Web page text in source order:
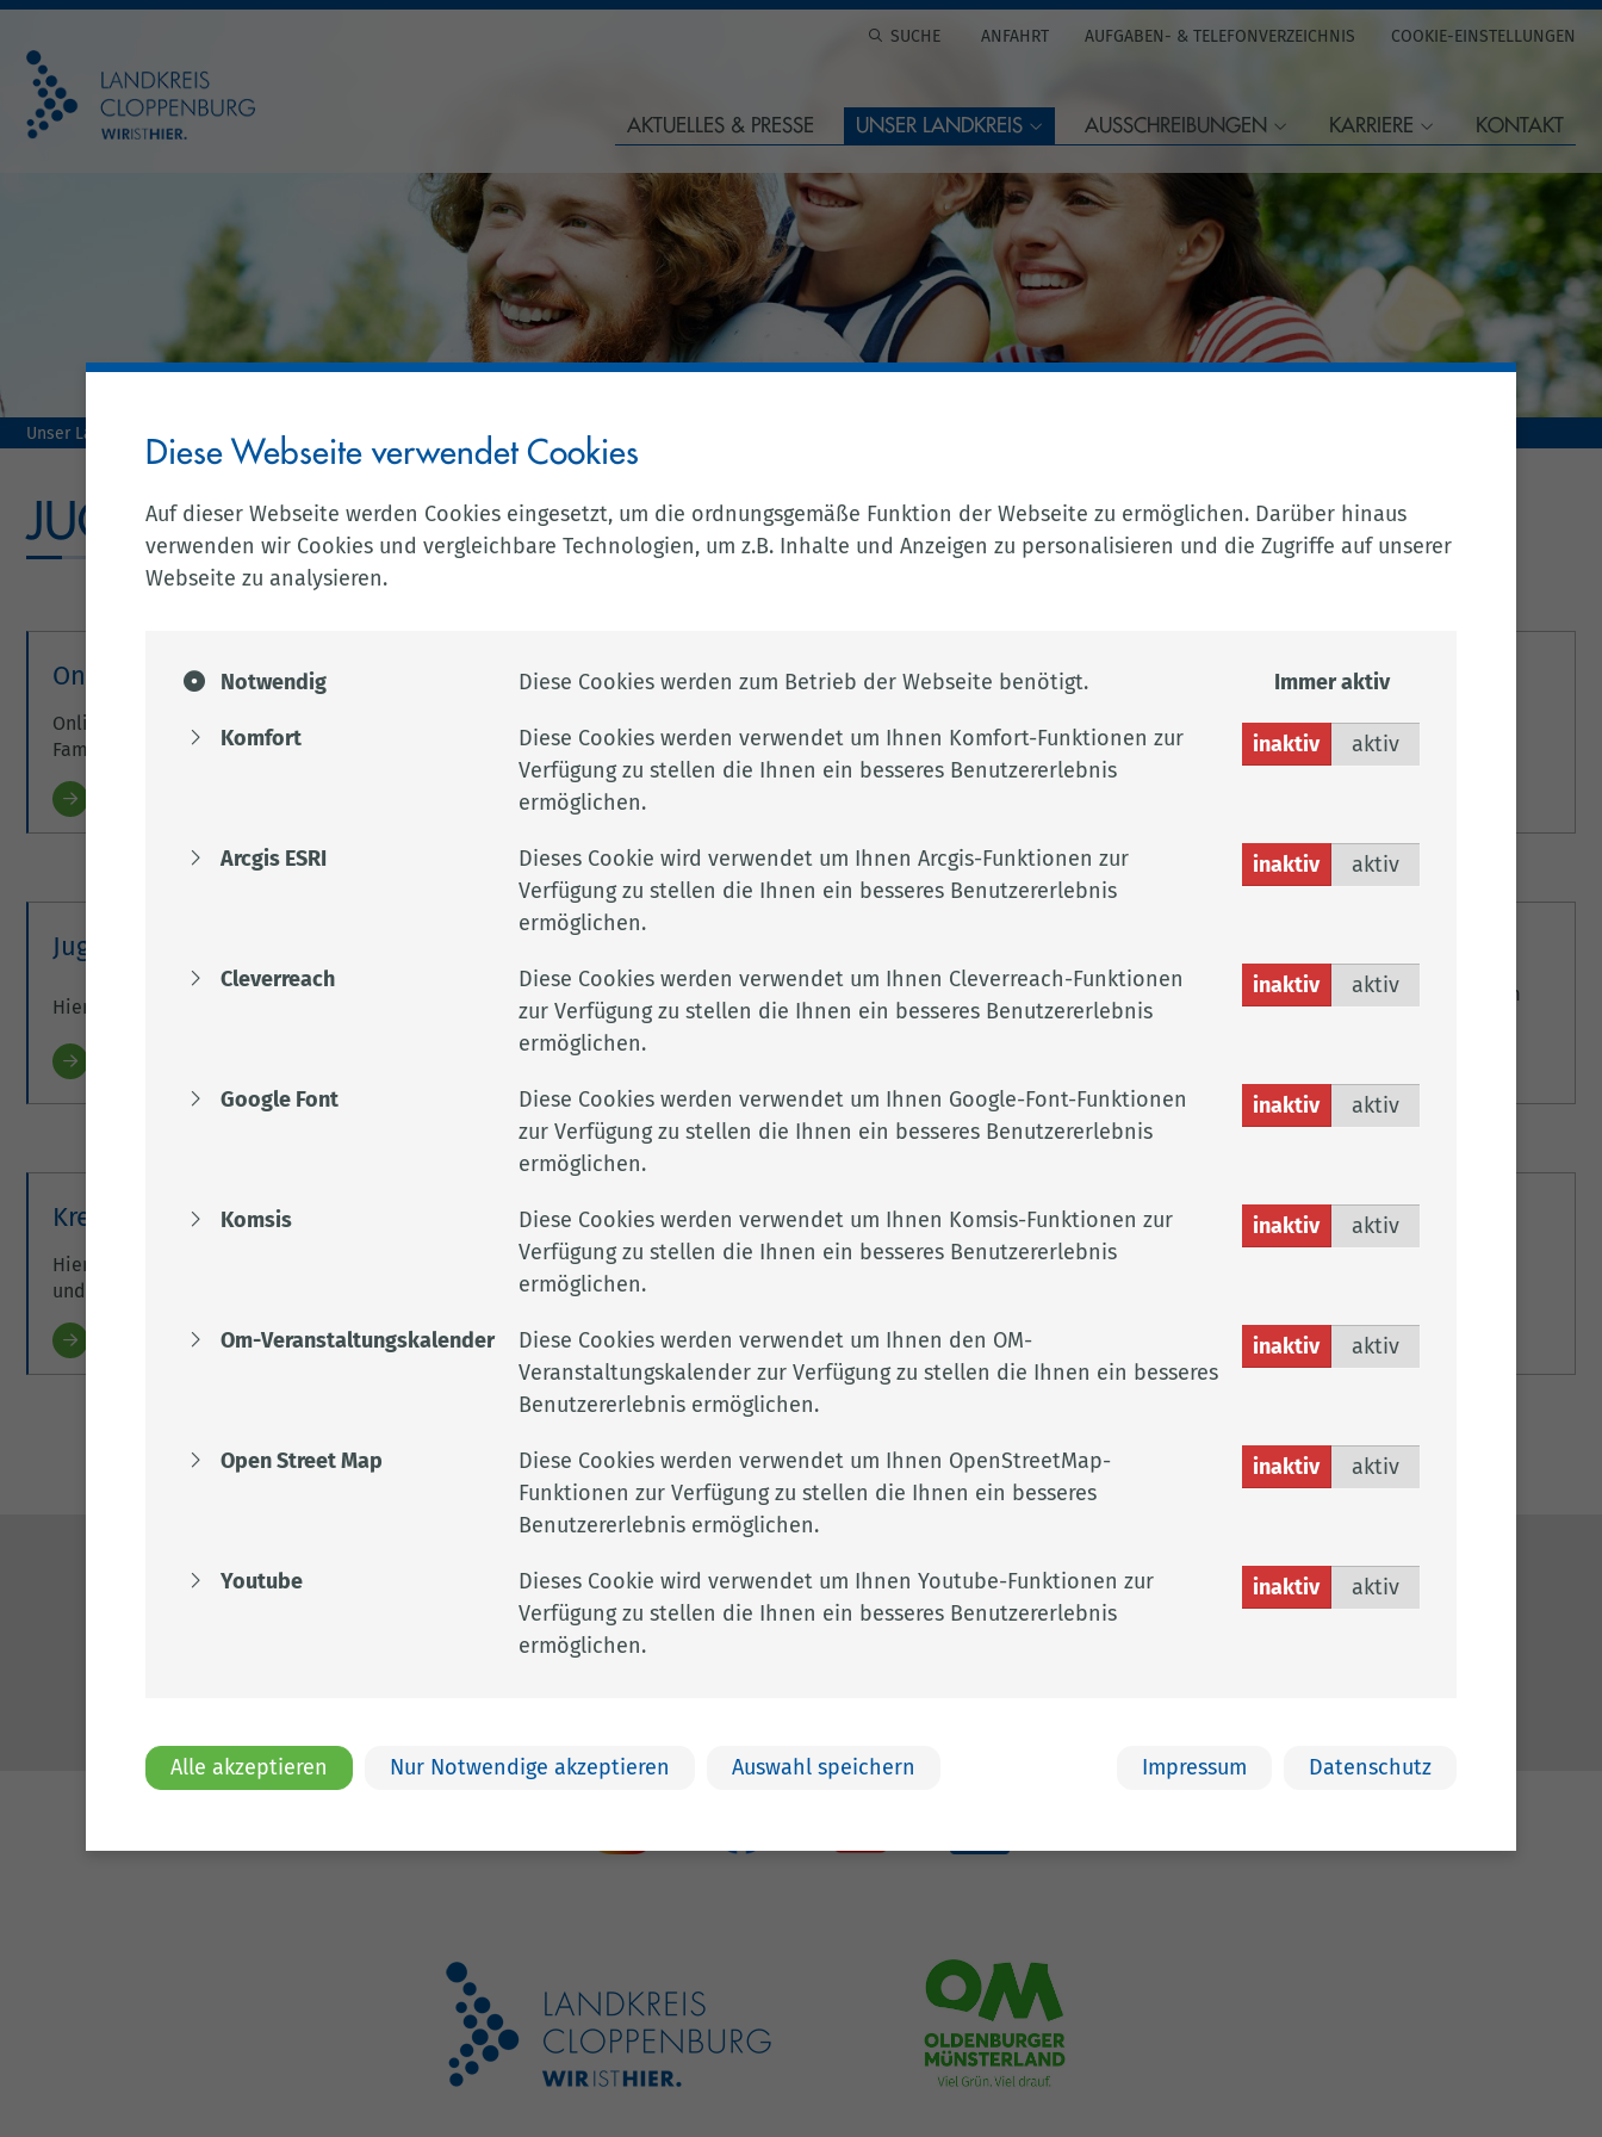
ANFAHRT AUFGABEN- & TELEFONVERZEICHNIS COOKIE-EINSTELLUNGEN
AKTUELLES & PRESSE UNSER LANDKREIS AUSSCHREIBUNGEN KARRIERE KONTAKT
Unser Landkreis Jugend & Familie
JUGEND & FAMILIE
Online-Anträge
Online-Anträge für den Bereich „Jugend &
Familie“
Elterngeld
Hier finden Sie wichtige Informationen zum
Elterngeld.
Familienlotsin
Hier finden Sie alle Informationen zur
Familienlotsin des Landkreises Cloppenburg.
Jugendhilfe im Strafverfahren
Hier erfahren Sie alles zum Thema Jugendhilfe im Strafverfahren.
Hier finden Sie alle Informationen zum Thema Kinder, Jugend und Familie im
Landkreis Cloppenburg.
Kreisjugendpflege
Hier finden Sie alles zur Jugendarbeit, Jugendschutz, Gruppenleiterschulung
und Juleica, Schutzengelprojekt, Ausleihangebote etc..
Weitere Informationen
Schutzengelprojekt
Weitere Informationen
Adresse Rechtliches
Diese Webseite verwendet Cookies
Auf dieser Webseite werden Cookies eingesetzt, um die ordnungsgemäße Funktion der Webseite zu ermöglichen. Darüber hinaus
verwenden wir Cookies und vergleichbare Technologien, um z.B. Inhalte und Anzeigen zu personalisieren und die Zugriffe auf unserer
Webseite zu analysieren.
Notwendig Diese Cookies werden zum Betrieb der Webseite benötigt. Immer aktiv
Komfort
Diese Cookies werden verwendet um Ihnen Komfort-Funktionen zur
Verfügung zu stellen die Ihnen ein besseres Benutzererlebnis
ermöglichen.
inaktiv aktiv
Arcgis ESRI
Dieses Cookie wird verwendet um Ihnen Arcgis-Funktionen zur
Verfügung zu stellen die Ihnen ein besseres Benutzererlebnis
ermöglichen.
inaktiv aktiv
Cleverreach
Diese Cookies werden verwendet um Ihnen Cleverreach-Funktionen
zur Verfügung zu stellen die Ihnen ein besseres Benutzererlebnis
ermöglichen.
inaktiv aktiv
Google Font
Diese Cookies werden verwendet um Ihnen Google-Font-Funktionen
zur Verfügung zu stellen die Ihnen ein besseres Benutzererlebnis
ermöglichen.
inaktiv aktiv
Komsis
Diese Cookies werden verwendet um Ihnen Komsis-Funktionen zur
Verfügung zu stellen die Ihnen ein besseres Benutzererlebnis
ermöglichen.
inaktiv aktiv
Om-Veranstaltungskalender
Diese Cookies werden verwendet um Ihnen den OM-
Veranstaltungskalender zur Verfügung zu stellen die Ihnen ein besseres
Benutzererlebnis ermöglichen.
inaktiv aktiv
Open Street Map
Diese Cookies werden verwendet um Ihnen OpenStreetMap-
Funktionen zur Verfügung zu stellen die Ihnen ein besseres
Benutzererlebnis ermöglichen.
inaktiv aktiv
Youtube
Dieses Cookie wird verwendet um Ihnen Youtube-Funktionen zur
Verfügung zu stellen die Ihnen ein besseres Benutzererlebnis
ermöglichen.
inaktiv aktiv
Alle akzeptieren Nur Notwendige akzeptieren Auswahl speichern Datenschutz
Impressum